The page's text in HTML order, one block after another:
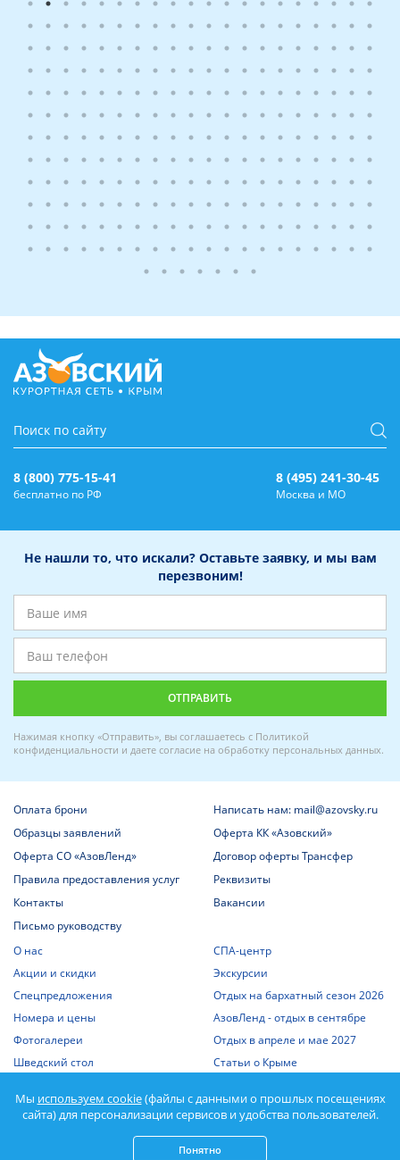
8 (800) 775-15-41
бесплатно по РФ
8 (495) 241-30-45
Москва и МО
Не нашли то, что искали? Оставьте заявку, и мы вам
перезвоним!
Нажимая кнопку «Отправить», вы соглашаетесь с Политикой
конфиденциальности и даете согласие на обработку персональных данных.
Оплата брони
Написать нам: mail@azovsky.ru
Образцы заявлений
Оферта КК «Азовский»
Оферта СО «АзовЛенд»
Договор оферты Трансфер
Правила предоставления услуг
Реквизиты
Контакты
Вакансии
Письмо руководству
О нас
Акции и скидки
Спецпредложения
Номера и цены
Фотогалереи
Шведский стол
Отдых на Азовском море
СПА-центр
Экскурсии
Отдых на бархатный сезон 2026
АзовЛенд - отдых в сентябре
Отдых в апреле и мае 2027
Статьи о Крыме
объектов классификации
Мы используем cookie(файлы с данными о прошлых посещениях
сайта) для персонализации сервисов и удобства пользователей.
Понятно